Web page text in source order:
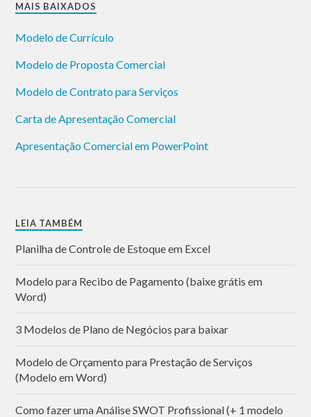
MAIS BAIXADOS
Modelo de Currículo
Modelo de Proposta Comercial
Modelo de Contrato para Serviços
Carta de Apresentação Comercial
Apresentação Comercial em PowerPoint
LEIA TAMBÉM
Planilha de Controle de Estoque em Excel
Modelo para Recibo de Pagamento (baixe grátis em
Word)
3 Modelos de Plano de Negócios para baixar
Modelo de Orçamento para Prestação de Serviços
(Modelo em Word)
Como fazer uma Análise SWOT Profissional (+ 1 modelo